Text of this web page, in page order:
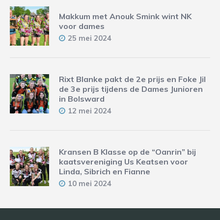
Makkum met Anouk Smink wint NK
voor dames
25 mei 2024
Rixt Blanke pakt de 2e prijs en Foke Jil
de 3e prijs tijdens de Dames Junioren
in Bolsward
12 mei 2024
Kransen B Klasse op de “Oanrin” bij
kaatsvereniging Us Keatsen voor
Linda, Sibrich en Fianne
10 mei 2024